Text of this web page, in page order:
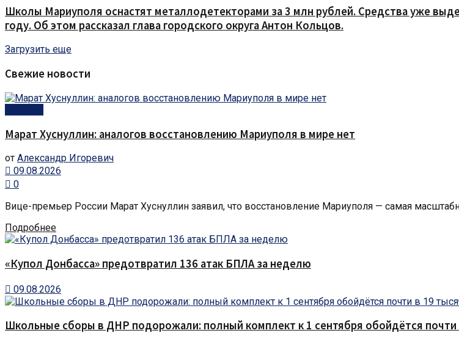
Школы Мариуполя оснастят металлодетекторами за 3 млн рублей. Средства уже
году. Об этом рассказал глава городского округа Антон Кольцов.
Загрузить еще
Свежие новости
Марат Хуснуллин: аналогов восстановлению Мариуполя в мире нет
от Александр Игоревич
09.08.2026
0
Вице-премьер России Марат Хуснуллин заявил, что восстановление Мариуполя — самая
Подробнее
«Купол Донбасса» предотвратил 136 атак БПЛА за неделю
09.08.2026
Школьные сборы в ДНР подорожали: полный комплект к 1 сентября обойдётся почти